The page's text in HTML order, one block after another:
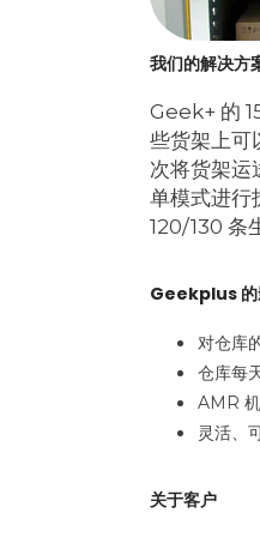
我们的解决方
Geek+ 的
些货架上可
次将货架运
单模式进行
120/130 条
Geekplus 的
对仓库
仓库每
AMR
灵活、
关于客户